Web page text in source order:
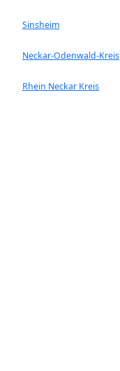
Sinsheim
Neckar-Odenwald-Kreis
Rhein Neckar Kreis